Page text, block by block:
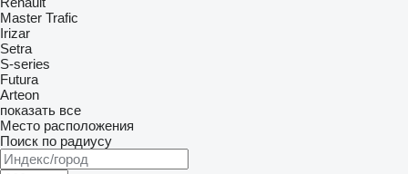
Master Trafic
Irizar
Setra
S-series
Futura
Arteon
показать все
Место расположения
Поиск по радиусу